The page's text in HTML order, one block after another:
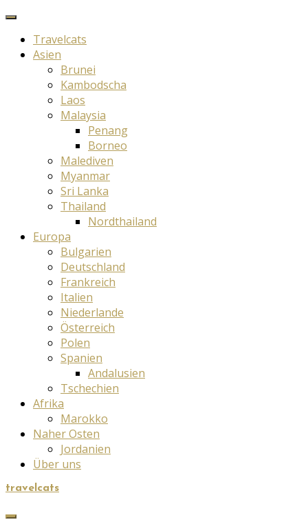
Travelcats
Asien
Brunei
Kambodscha
Laos
Malaysia
Penang
Borneo
Malediven
Myanmar
Sri Lanka
Thailand
Nordthailand
Europa
Bulgarien
Deutschland
Frankreich
Italien
Niederlande
Österreich
Polen
Spanien
Andalusien
Tschechien
Afrika
Marokko
Naher Osten
Jordanien
Über uns
travelcats